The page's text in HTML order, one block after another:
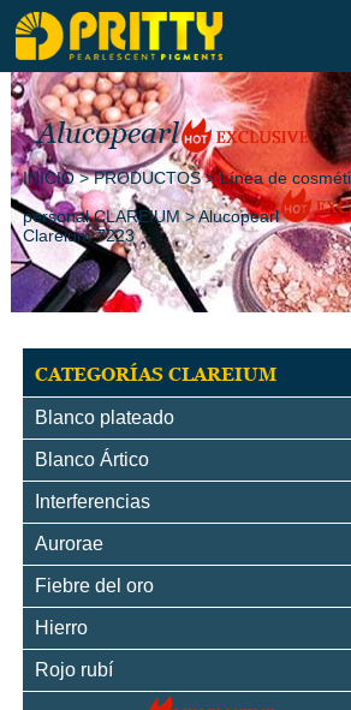
Alucopearl
INICIO>PRODUCTOS>Línea de
personal CLAREIUM>Alucopearl
Clareium 7223
CATEGORÍAS CLAREIUM
Blanco plateado
Blanco Ártico
Interferencias
Aurorae
Fiebre del oro
Hierro
Rojo rubí